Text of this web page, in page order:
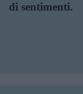
di sentimenti.